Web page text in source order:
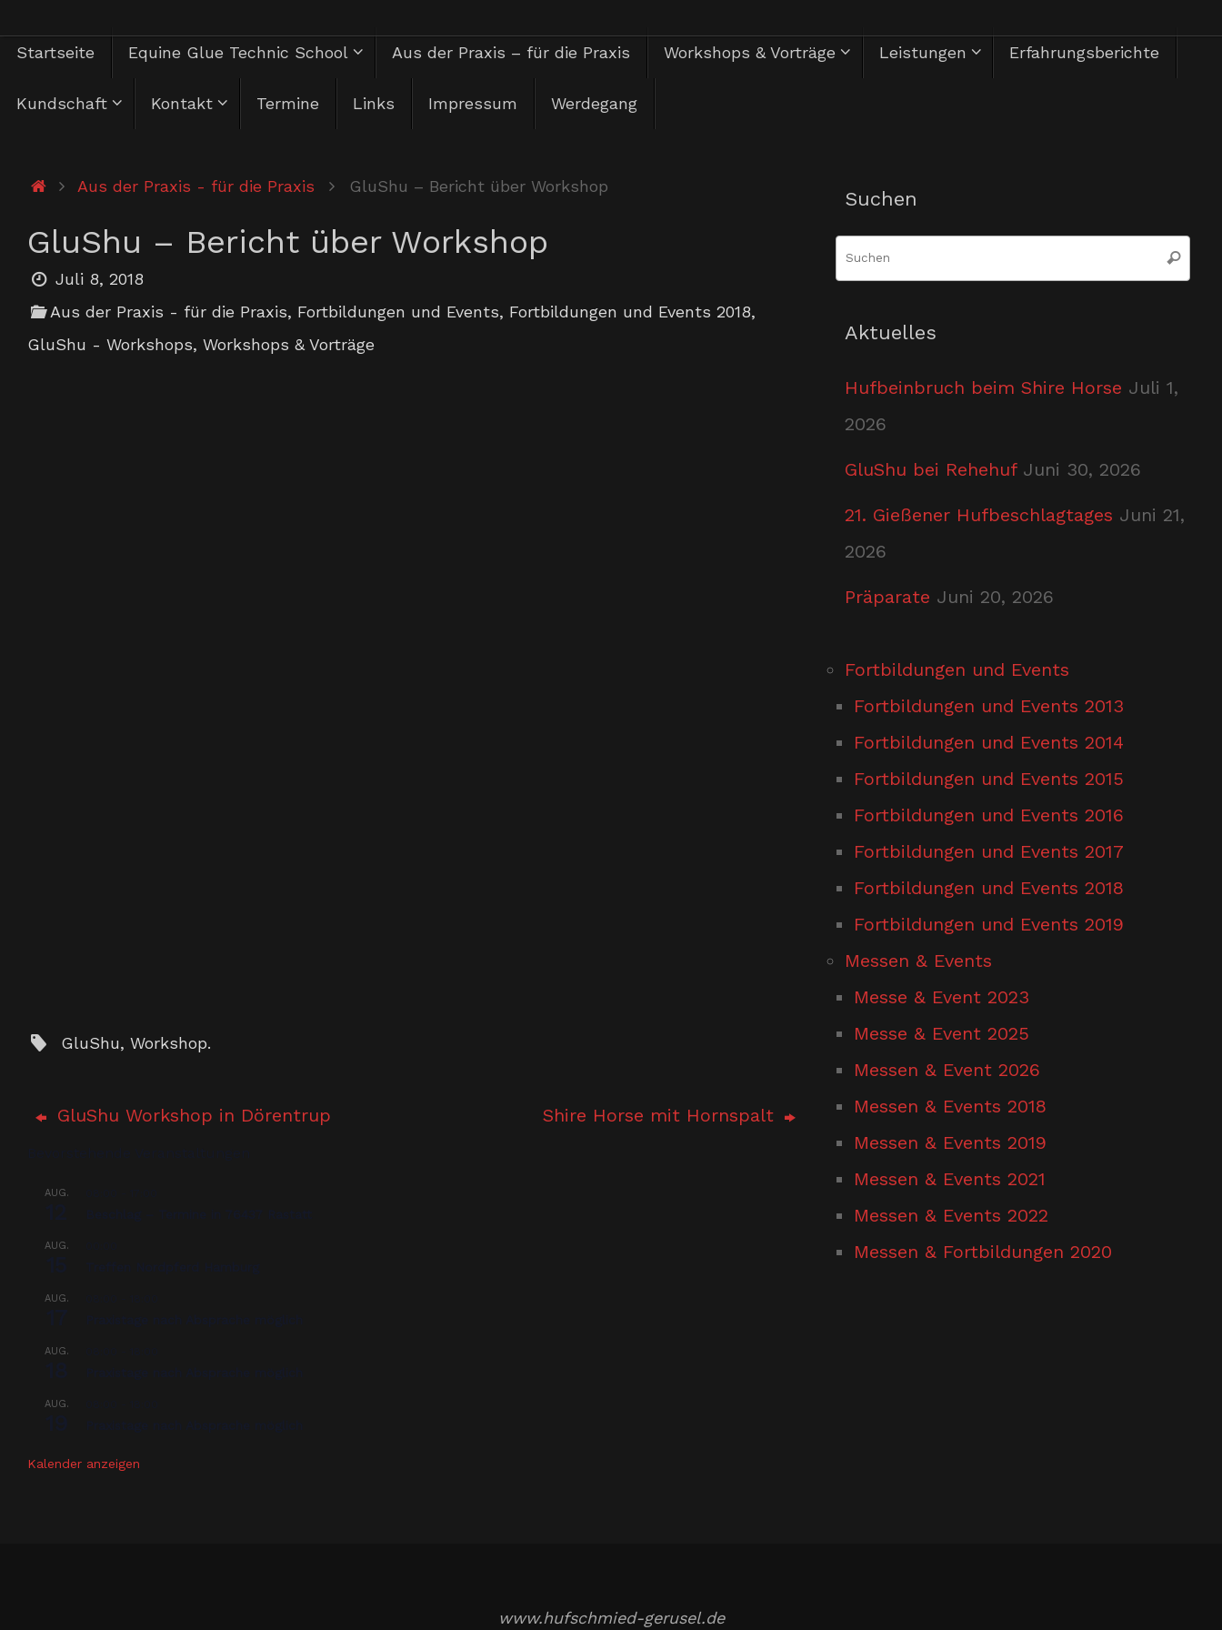
Zum
Herzlich Willkommen
Zum
InhaltStartseite Equine Glue Technic School Aus der Praxis – für die Praxis Workshops & Vorträge Leistungen Erfahrungsberichte
Kundschaft Kontakt Termine Links Impressum Werdegang
StartAus der Praxis - für die Praxis GluShu – Bericht über Workshop
GluShu – Bericht über Workshop
Juli 8, 2018
Aus der Praxis - für die Praxis, Fortbildungen und Events, Fortbildungen und Events 2018,
GluShu - Workshops, Workshops & Vorträge
GluShu, Workshop.
GluShu Workshop in Dörentrup Shire Horse mit Hornspalt
AUG.
AUG.
AUG.
AUG.
AUG.
Kalender anzeigen
Suchen
Suchen
Aktuelles
Hufbeinbruch beim Shire Horse Juli 1,
2026
GluShu bei Rehehuf Juni 30, 2026
21. Gießener Hufbeschlagtages Juni 21,
2026
Präparate Juni 20, 2026
Fortbildungen und Events
Fortbildungen und Events 2013
Fortbildungen und Events 2014
Fortbildungen und Events 2015
Fortbildungen und Events 2016
Fortbildungen und Events 2017
Fortbildungen und Events 2018
Fortbildungen und Events 2019
Messen & Events
Messe & Event 2023
Messe & Event 2025
Messen & Event 2026
Messen & Events 2018
Messen & Events 2019
Messen & Events 2021
Messen & Events 2022
Messen & Fortbildungen 2020
www.hufschmied-gerusel.de